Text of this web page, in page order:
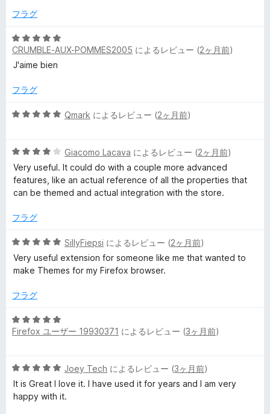
の
価
フラグ
5
段
階
5
評
CRUMBLE-AUX-POMMES2005 によるレビュー (2ヶ月前)
J'aime bien
フラグ
5
中
5
の
評
Qmark によるレビュー (2ヶ月前)
5
段
階
中
の
価
Giacomo Lacava によるレビュー (2ヶ月前)
Very useful. It could do with a couple more advanced
features, like an actual reference of all the properties that
can be themed and actual integration with the store.
フラグ
5
段
階
5
評
価
SillyFiepsi によるレビュー (2ヶ月前)
Very useful extension for someone like me that wanted to
make Themes for my Firefox browser.
フラグ
5
段
5
の
評
Firefox ユーザー 19930371 によるレビュー (3ヶ月前)
5
段
階
Joey Tech によるレビュー (3ヶ月前)
It is Great I love it. I have used it for years and I am very
happy with it.